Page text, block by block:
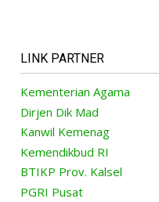
LINK PARTNER
Kementerian Agama
Dirjen Dik Mad
Kanwil Kemenag
Kemendikbud RI
BTIKP Prov. Kalsel
PGRI Pusat